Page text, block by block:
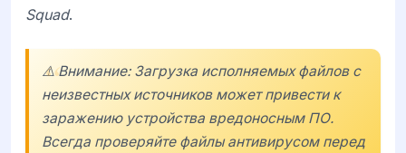
Squad.
⚠️ Внимание: Загрузка исполняемых файлов с
неизвестных источников может привести к
заражению устройства вредоносным ПО.
Всегда проверяйте файлы антивирусом перед